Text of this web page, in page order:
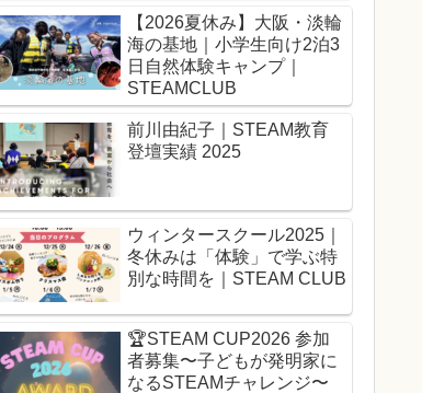
【2026夏休み】大阪・淡輪
海の基地｜小学生向け2泊3
日自然体験キャンプ｜
STEAMCLUB
前川由紀子｜STEAM教育
登壇実績 2025
ウィンタースクール2025｜
冬休みは「体験」で学ぶ特
別な時間を｜STEAM CLUB
🏆️STEAM CUP2026 参加
者募集〜子どもが発明家に
なるSTEAMチャレンジ〜